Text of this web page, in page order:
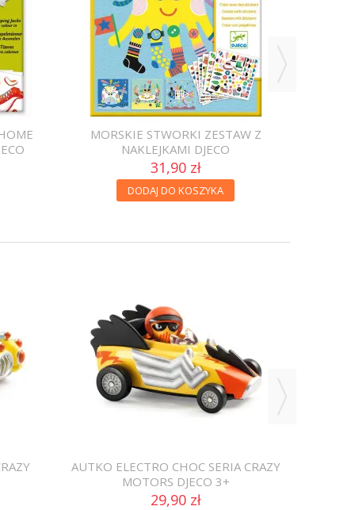
MORSKIE STWORKI ZESTAW Z
NAKLEJKAMI DJECO
31,90 zł
DODAJ DO KOSZYKA
AUTKO ELECTRO CHOC SERIA CRAZY
MOTORS DJECO 3+
29,90 zł